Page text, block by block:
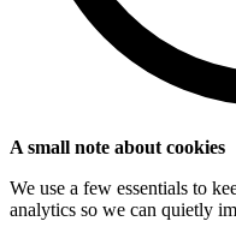
A small note about cookies
We use a few essentials to
analytics so we can quietly